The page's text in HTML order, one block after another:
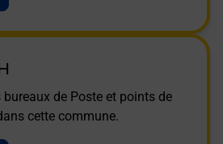
bureaux de Poste et points de
cette commune.